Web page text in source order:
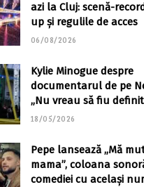
azi la Cluj: scenă-
up și regulile de acces
06/08/2026
Kylie Minogue despre
documentarul de pe
„Nu vreau să fiu
18/05/2026
Pepe lansează „Mă
mama”, coloana
comediei cu același